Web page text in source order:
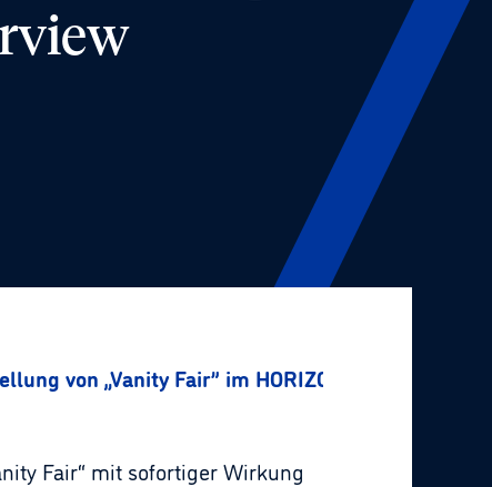
von „Vanity Fair” im HORIZONT.NET-Interview
Fair“ mit sofortiger Wirkung